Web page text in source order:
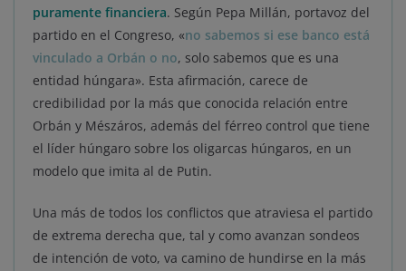
puramente financiera. Según Pepa Millán, portavoz del
partido en el Congreso, «no sabemos si ese banco está
vinculado a Orbán o no, solo sabemos que es una
entidad húngara». Esta afirmación, carece de
credibilidad por la más que conocida relación entre
Orbán y Mészáros, además del férreo control que tiene
el líder húngaro sobre los oligarcas húngaros, en un
modelo que imita al de Putin.
Una más de todos los conflictos que atraviesa el partido
de extrema derecha que, tal y como avanzan sondeos
de intención de voto, va camino de hundirse en la más